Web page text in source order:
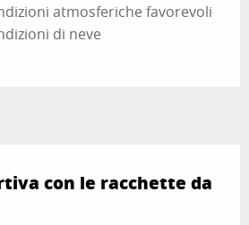
atmosferiche favorevoli
di neve
con le racchette da